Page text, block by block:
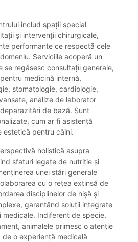
includ spații special
și intervenții chirurgicale,
performante ce respectă cele
Serviciile acoperă un
se regăsesc consultații generale,
medicină internă,
stomatologie, cardiologie,
analize de laborator
de bază. Sunt
cum ar fi asistență
estetică pentru câini.
holistică asupra
sfaturi legate de nutriție și
unei stări generale
cu o rețea extinsă de
disciplinelor de nișă și
garantând soluții integrate
Indiferent de specie,
animalele primesc o atenție
o experiență medicală